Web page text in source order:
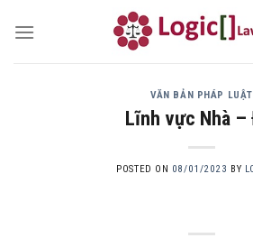
VĂN BẢN PHÁP LUẬT
Lĩnh vực Nhà –
POSTED ON 08/01/2023 BY